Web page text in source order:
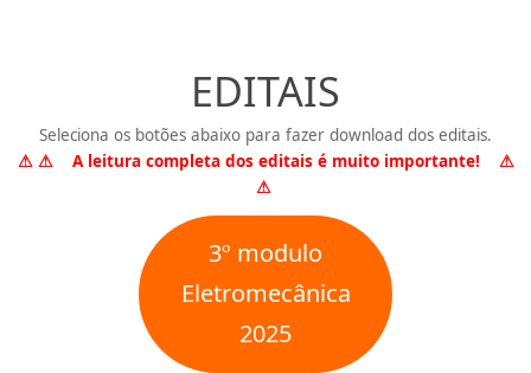
EDITAIS
Seleciona os botões abaixo para fazer download dos editais.
⚠ ⚠ A leitura completa dos editais é muito importante! ⚠
⚠
3º modulo
Eletromecânica
2025